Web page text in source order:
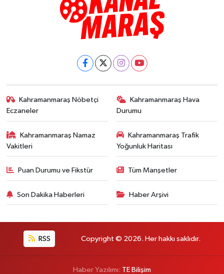
Kahramanmaraş Nöbetçi
Eczaneler
Kahramanmaraş Hava
Durumu
Kahramanmaraş Namaz
Vakitleri
Kahramanmaraş Trafik
Yoğunluk Haritası
Puan Durumu ve Fikstür Tüm Manşetler
Son Dakika Haberleri Haber Arşivi
RSS Copyright © 2026. Her hakkı saklıdır.
Haber Yazılımı: TE Bilişim